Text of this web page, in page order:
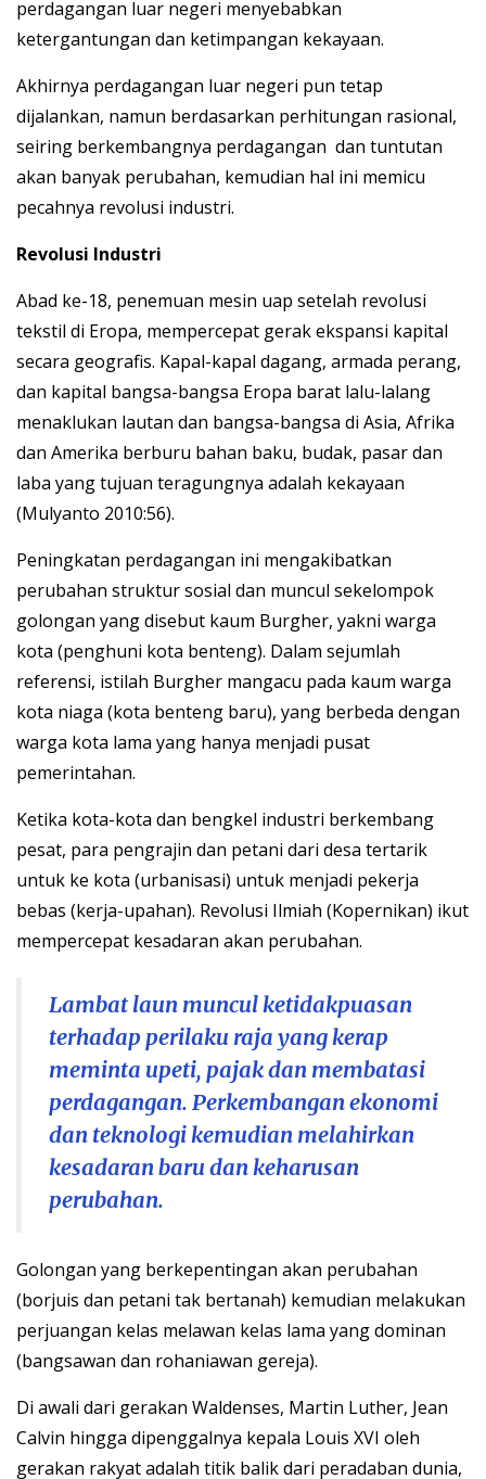
perdagangan luar negeri menyebabkan
ketergantungan dan ketimpangan kekayaan.
Akhirnya perdagangan luar negeri pun tetap
dijalankan, namun berdasarkan perhitungan rasional,
seiring berkembangnya perdagangan dan tuntutan
akan banyak perubahan, kemudian hal ini memicu
pecahnya revolusi industri.
Revolusi Industri
Abad ke-18, penemuan mesin uap setelah revolusi
tekstil di Eropa, mempercepat gerak ekspansi kapital
secara geografis. Kapal-kapal dagang, armada perang,
dan kapital bangsa-bangsa Eropa barat lalu-lalang
menaklukan lautan dan bangsa-bangsa di Asia, Afrika
dan Amerika berburu bahan baku, budak, pasar dan
laba yang tujuan teragungnya adalah kekayaan
(Mulyanto 2010:56).
Peningkatan perdagangan ini mengakibatkan
perubahan struktur sosial dan muncul sekelompok
golongan yang disebut kaum Burgher, yakni warga
kota (penghuni kota benteng). Dalam sejumlah
referensi, istilah Burgher mangacu pada kaum warga
kota niaga (kota benteng baru), yang berbeda dengan
warga kota lama yang hanya menjadi pusat
pemerintahan.
Ketika kota-kota dan bengkel industri berkembang
pesat, para pengrajin dan petani dari desa tertarik
untuk ke kota (urbanisasi) untuk menjadi pekerja
bebas (kerja-upahan). Revolusi Ilmiah (Kopernikan) ikut
mempercepat kesadaran akan perubahan.
Lambat laun muncul ketidakpuasan
terhadap perilaku raja yang kerap
meminta upeti, pajak dan membatasi
perdagangan. Perkembangan ekonomi
dan teknologi kemudian melahirkan
kesadaran baru dan keharusan
perubahan.
Golongan yang berkepentingan akan perubahan
(borjuis dan petani tak bertanah) kemudian melakukan
perjuangan kelas melawan kelas lama yang dominan
(bangsawan dan rohaniawan gereja).
Di awali dari gerakan Waldenses, Martin Luther, Jean
Calvin hingga dipenggalnya kepala Louis XVI oleh
gerakan rakyat adalah titik balik dari peradaban dunia,